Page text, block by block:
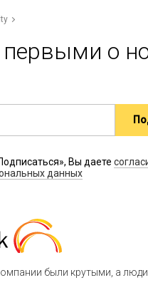
первыми о
Вы даете
данных
были крутыми, а